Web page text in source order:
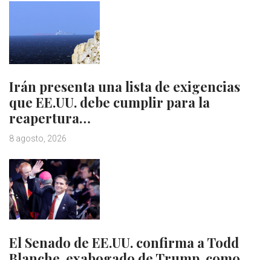
Irán presenta una lista de exigencias
que EE.UU. debe cumplir para la
reapertura…
8 agosto, 2026
El Senado de EE.UU. confirma a Todd